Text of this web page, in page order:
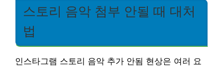
스토리 음악 첨부 안될 때 대처
법
인스타그램 스토리 음악 추가 안됨 현상은 여러 요